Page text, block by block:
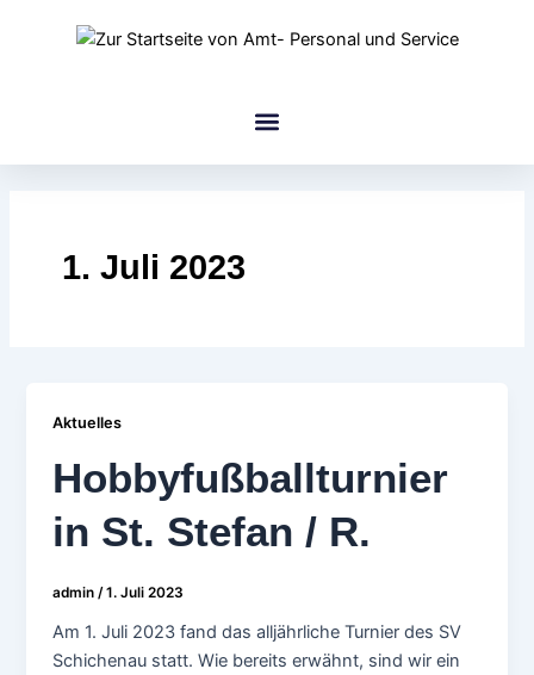
1. Juli 2023
Aktuelles
Hobbyfußballturnier
in St. Stefan / R.
admin/1. Juli 2023
Am 1. Juli 2023 fand das alljährliche Turnier des SV
Schichenau statt. Wie bereits erwähnt, sind wir ein